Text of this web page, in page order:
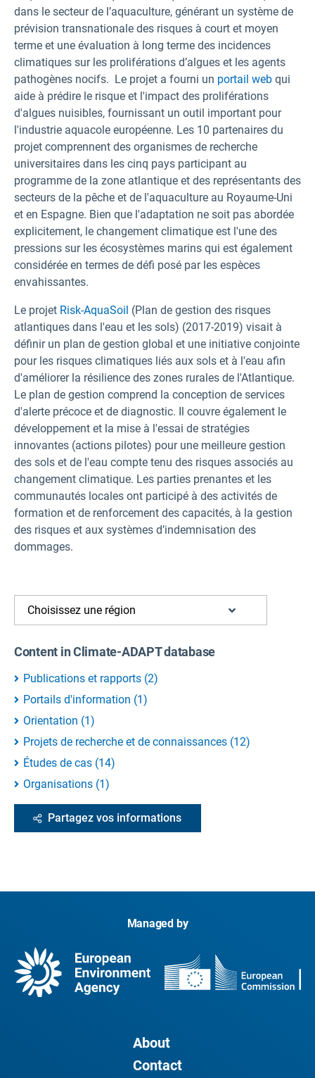
dans le secteur de l’aquaculture, générant un système de
prévision transnationale des risques à court et moyen
terme et une évaluation à long terme des incidences
climatiques sur les proliférations d’algues et les agents
pathogènes nocifs. Le projet a fourni un portail web qui
aide à prédire le risque et l'impact des proliférations
d'algues nuisibles, fournissant un outil important pour
l'industrie aquacole européenne. Les 10 partenaires du
projet comprennent des organismes de recherche
universitaires dans les cinq pays participant au
programme de la zone atlantique et des représentants des
secteurs de la pêche et de l'aquaculture au Royaume-Uni
et en Espagne. Bien que l'adaptation ne soit pas abordée
explicitement, le changement climatique est l'une des
pressions sur les écosystèmes marins qui est également
considérée en termes de défi posé par les espèces
envahissantes.
Le projet Risk-AquaSoil (Plan de gestion des risques
atlantiques dans l'eau et les sols) (2017-2019) visait à
définir un plan de gestion global et une initiative conjointe
pour les risques climatiques liés aux sols et à l'eau afin
d'améliorer la résilience des zones rurales de l'Atlantique.
Le plan de gestion comprend la conception de services
d'alerte précoce et de diagnostic. Il couvre également le
développement et la mise à l'essai de stratégies
innovantes (actions pilotes) pour une meilleure gestion
des sols et de l'eau compte tenu des risques associés au
changement climatique. Les parties prenantes et les
communautés locales ont participé à des activités de
formation et de renforcement des capacités, à la gestion
des risques et aux systèmes d’indemnisation des
dommages.
Choisissez une région
Content in Climate-ADAPT database
Publications et rapports (2)
Portails d'information (1)
Orientation (1)
Projets de recherche et de connaissances (12)
Études de cas (14)
Organisations (1)
Partagez vos informations
Managed by
About
Contact